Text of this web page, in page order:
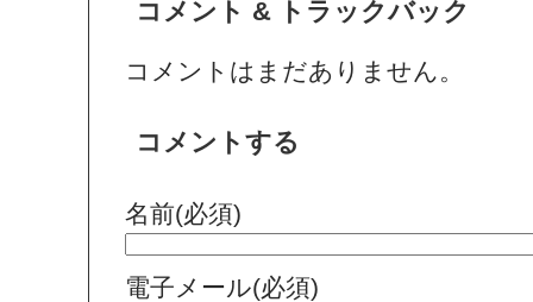
コメント & トラックバック
コメントはまだありません。
コメントする
名前(必須)
電子メール(必須)